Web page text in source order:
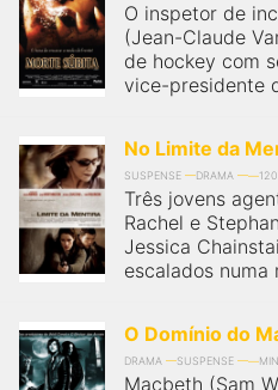
O inspetor de
(Jean-Claude
de hockey com
vice-presidente
No Limite da
SUSPENSE DRAMA
Três jovens
Rachel e
Jessica
escalados numa
O Domínio do
DRAMA SUSPENSE MIN
Macbeth (Sam